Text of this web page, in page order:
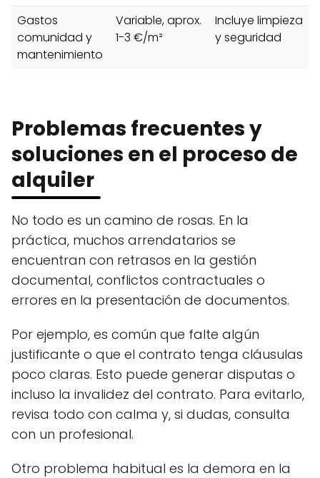
Gastos
comunidad y
mantenimiento
Variable, aprox.
1-3 €/m²
Incluye limpieza
y seguridad
Problemas frecuentes y
soluciones en el proceso de
alquiler
No todo es un camino de rosas. En la
práctica, muchos arrendatarios se
encuentran con retrasos en la gestión
documental, conflictos contractuales o
errores en la presentación de documentos.
Por ejemplo, es común que falte algún
justificante o que el contrato tenga cláusulas
poco claras. Esto puede generar disputas o
incluso la invalidez del contrato. Para evitarlo,
revisa todo con calma y, si dudas, consulta
con un profesional.
Otro problema habitual es la demora en la